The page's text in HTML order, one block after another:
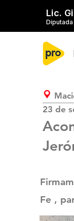
Lic.
23 de
Fe ,